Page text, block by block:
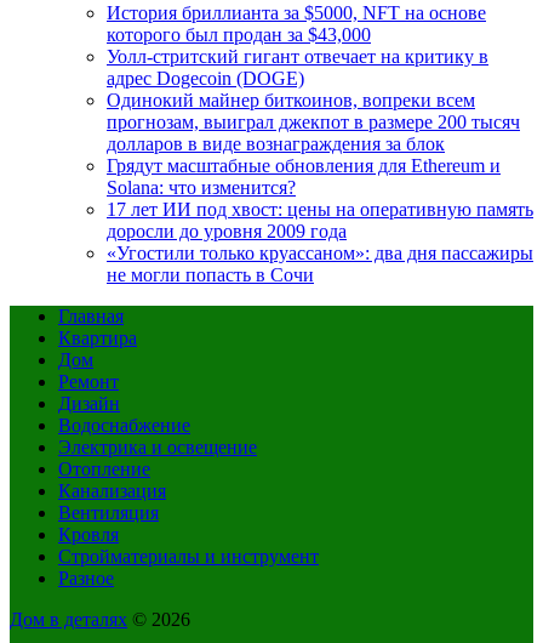
История бриллианта за $5000, NFT на основе
которого был продан за $43,000
Уолл-стритский гигант отвечает на критику в
адрес Dogecoin (DOGE)
Одинокий майнер биткоинов, вопреки всем
прогнозам, выиграл джекпот в размере 200 тысяч
долларов в виде вознаграждения за блок
Грядут масштабные обновления для Ethereum и
Solana: что изменится?
17 лет ИИ под хвост: цены на оперативную память
доросли до уровня 2009 года
«Угостили только круассаном»: два дня пассажиры
не могли попасть в Сочи
Главная
Квартира
Дом
Ремонт
Дизайн
Водоснабжение
Электрика и освещение
Отопление
Канализация
Вентиляция
Кровля
Стройматериалы и инструмент
Разное
Дом в деталях © 2026